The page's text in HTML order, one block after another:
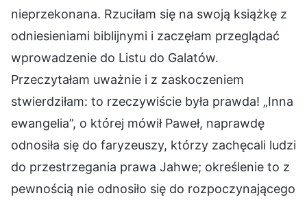
nieprzekonana. Rzuciłam się na swoją książkę z
odniesieniami biblijnymi i zaczęłam przeglądać
wprowadzenie do Listu do Galatów.
Przeczytałam uważnie i z zaskoczeniem
stwierdziłam: to rzeczywiście była prawda! „Inna
ewangelia”, o której mówił Paweł, naprawdę
odnosiła się do faryzeuszy, którzy zachęcali ludzi
do przestrzegania prawa Jahwe; określenie to z
pewnością nie odnosiło się do rozpoczynającego